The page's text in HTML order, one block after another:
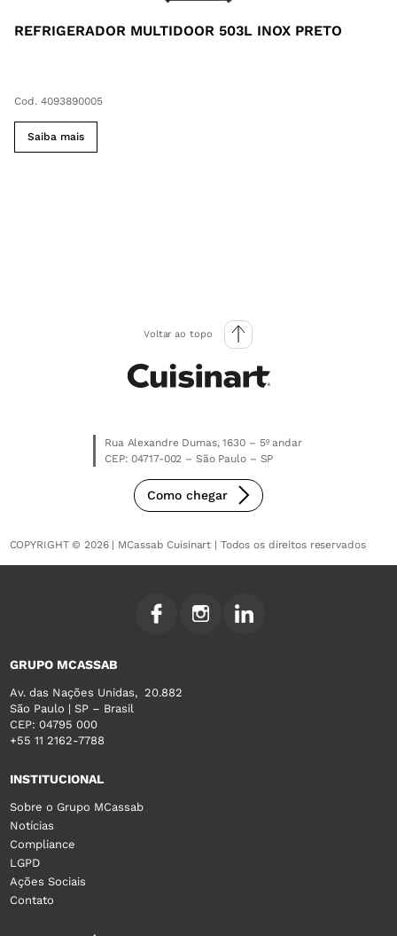
REFRIGERADOR MULTIDOOR 503L INOX PRETO
Cod. 4093890005
Saiba mais
Voltar ao topo
Rua Alexandre Dumas, 1630 – 5º andar
CEP: 04717-002 – São Paulo – SP
Como chegar
COPYRIGHT © 2026 | MCassab Cuisinart | Todos os direitos reservados
GRUPO MCASSAB
Av. das Nações Unidas, 20.882
São Paulo | SP – Brasil
CEP: 04795 000
+55 11 2162-7788
INSTITUCIONAL
Sobre o Grupo MCassab
Notícias
Compliance
LGPD
Ações Sociais
Contato